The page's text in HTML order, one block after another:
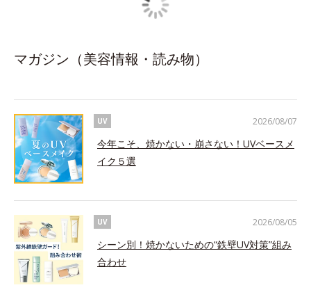
マガジン（美容情報・読み物）
UV
今年こそ、焼かない・崩さない！UVベースメ
イク５選
2026/08/07
UV
シーン別！焼かないための“鉄壁UV対策”組み
合わせ
2026/08/05